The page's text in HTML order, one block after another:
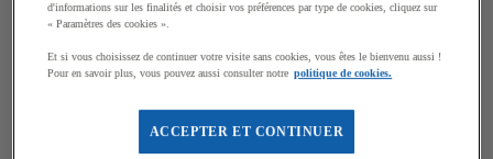
d'informations sur les finalités et choisir vos préférences par type de cookies, cliquez sur
« Paramètres des cookies ».
Et si vous choisissez de continuer votre visite sans cookies, vous êtes le bienvenu aussi !
Pour en savoir plus, vous pouvez aussi consulter notre politique de cookies.
ACCEPTER ET CONTINUER